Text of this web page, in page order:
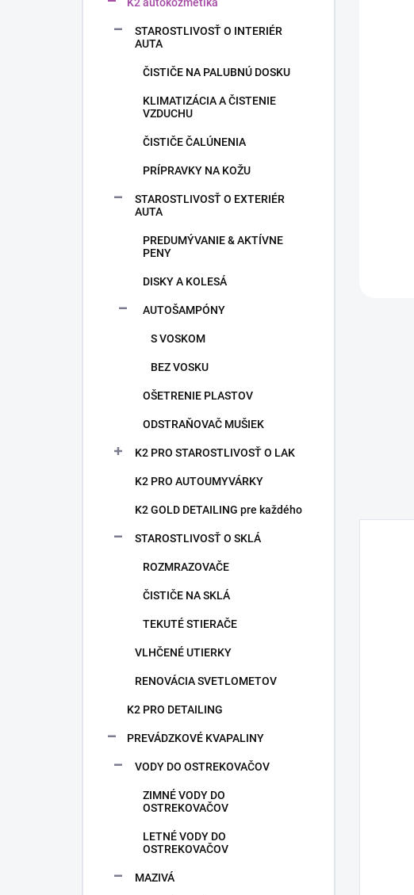
STAROSTLIVOSŤ O INTERIÉR
AUTA
ČISTIČE NA PALUBNÚ DOSKU
KLIMATIZÁCIA A ČISTENIE
VZDUCHU
ČISTIČE ČALÚNENIA
PRÍPRAVKY NA KOŽU
STAROSTLIVOSŤ O EXTERIÉR
AUTA
PREDUMÝVANIE & AKTÍVNE
PENY
DISKY A KOLESÁ
AUTOŠAMPÓNY
S VOSKOM
BEZ VOSKU
OŠETRENIE PLASTOV
ODSTRAŇOVAČ MUŠIEK
K2 PRO STAROSTLIVOSŤ O LAK
K2 PRO AUTOUMYVÁRKY
K2 GOLD DETAILING pre každého
STAROSTLIVOSŤ O SKLÁ
ROZMRAZOVAČE
ČISTIČE NA SKLÁ
TEKUTÉ STIERAČE
VLHČENÉ UTIERKY
RENOVÁCIA SVETLOMETOV
K2 PRO DETAILING
PREVÁDZKOVÉ KVAPALINY
VODY DO OSTREKOVAČOV
ZIMNÉ VODY DO
OSTREKOVAČOV
LETNÉ VODY DO
OSTREKOVAČOV
MAZIVÁ